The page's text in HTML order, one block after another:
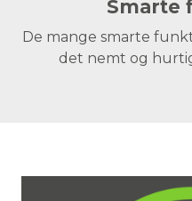
Smarte
De mange smarte
det nemt og